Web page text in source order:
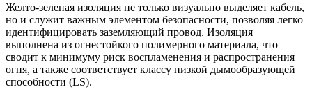
Желто-зеленая изоляция не только визуально выделяет кабель,
но и служит важным элементом безопасности, позволяя легко
идентифицировать заземляющий провод. Изоляция
выполнена из огнестойкого полимерного материала, что
сводит к минимуму риск воспламенения и распространения
огня, а также соответствует классу низкой дымообразующей
способности (LS).